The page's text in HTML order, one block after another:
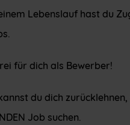
Lebenslauf hast du
für dich als Bewerber!
du dich
Job suchen.